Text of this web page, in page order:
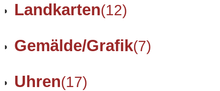
Landkarten(12)
Gemälde/Grafik(7)
Uhren(17)